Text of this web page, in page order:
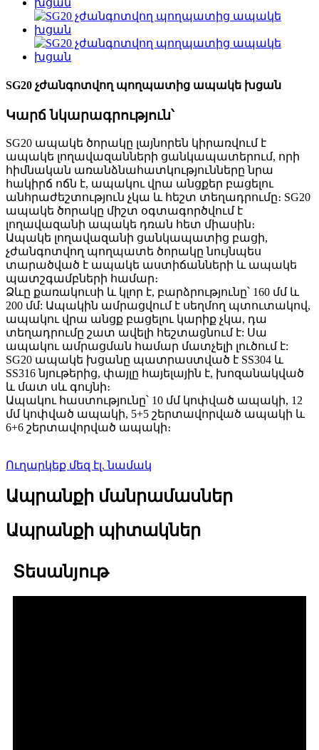
SG20 չժանգոտվող պողպատից ապակե խցան
Կարճ նկարագրություն՝
SG20 ապակե ծորակը լայնորեն կիրառվում է
ապակե լողավազանների ցանկապատերում, որի
հիմնական առանձնահատկությունները նրա
հակիրճ ոճն է, ապակու վրա անցքեր բացելու
անհրաժեշտություն չկա և հեշտ տեղադրումը։ SG20
ապակե ծորակը միշտ օգտագործվում է
լողավազանի ապակե դռան հետ միասին։
Ապակե լողավազանի ցանկապատից բացի,
չժանգոտվող պողպատե ծորակը նույնպես
տարածված է ապակե աստիճանների և ապակե
պատշգամբների համար։
Ձևը քառակուսի և կլոր է, բարձրությունը՝ 160 մմ և
200 մմ: Ապակին ամրացվում է սեղմող պտուտակով,
ապակու վրա անցք բացելու կարիք չկա, դա
տեղադրումը շատ ավելի հեշտացնում է: Սա
ապակու ամրացման համար մատչելի լուծում է:
SG20 ապակե խցանը պատրաստված է SS304 և
SS316 նյութերից, փայլը հայելային է, խոզանակված
և մատ սև գույնի։
Ապակու հաստությունը՝ 10 մմ կոփված ապակի, 12
մմ կոփված ապակի, 5+5 շերտավորված ապակի և
6+6 շերտավորված ապակի։
Ուղարկեք մեզ էլ. նամակ
Ապրանքի մանրամասներ
Ապրանքի պիտակներ
Տեսանյութ